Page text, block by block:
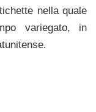
nella quale
variegato, in